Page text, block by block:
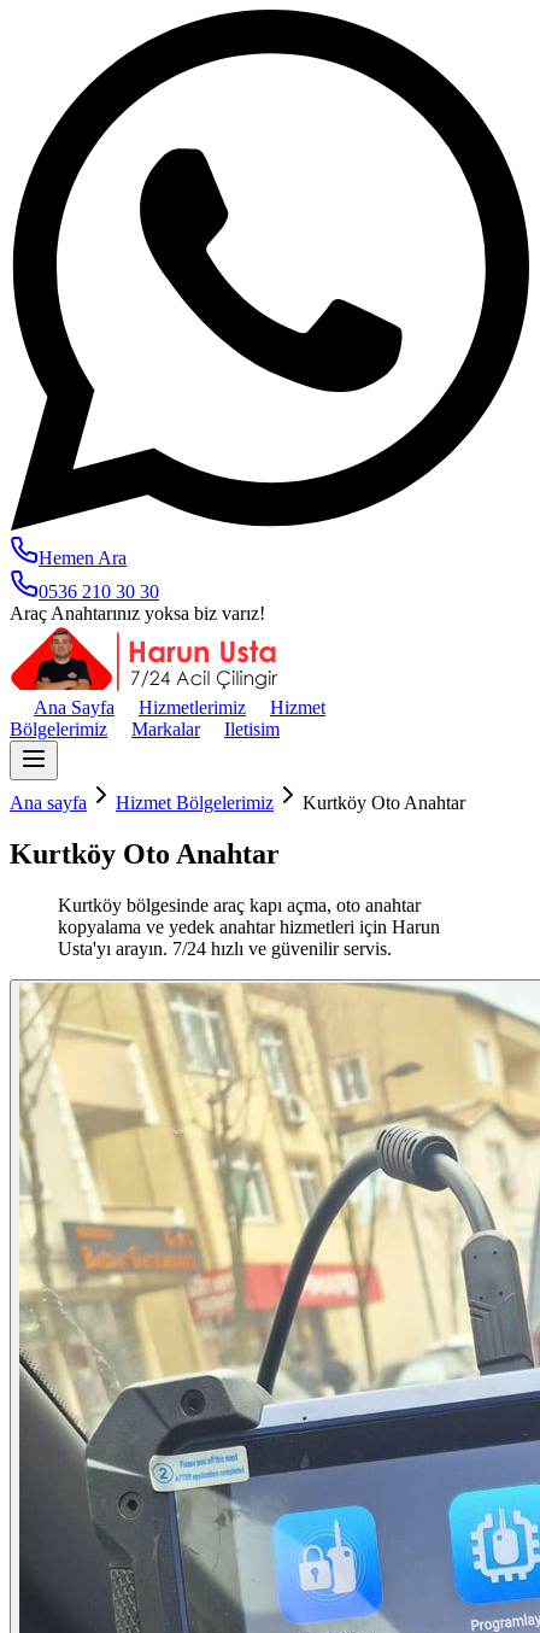
Hemen Ara
0536 210 30 30
Araç Anahtarınız yoksa biz varız!
Ana Sayfa Hizmetlerimiz
Hizmet
Bölgelerimiz
Markalar Iletisim
Ana sayfa Hizmet Bölgelerimiz Kurtköy Oto Anahtar
Kurtköy Oto Anahtar
Kurtköy bölgesinde araç kapı açma, oto anahtar
kopyalama ve yedek anahtar hizmetleri için Harun
Usta'yı arayın. 7/24 hızlı ve güvenilir servis.